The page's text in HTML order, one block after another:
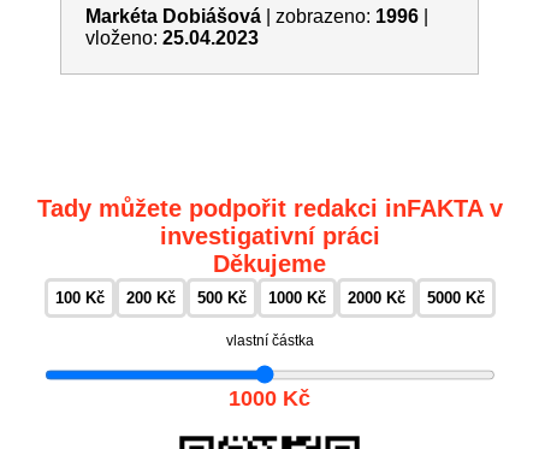
Markéta Dobiášová zobrazeno: 1996
vloženo: 25.04.2023
Tady můžete podpořit redakci inFAKTA v
investigativní práci
Děkujeme
100 Kč 200 Kč 500 Kč 1000 Kč 2000 Kč 5000 Kč
vlastní částka
1000 Kč